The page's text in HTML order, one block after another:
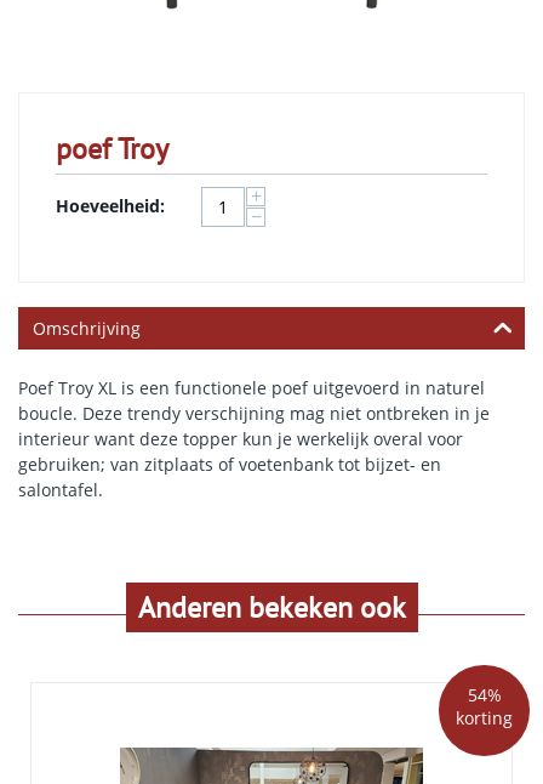
poef Troy
Hoeveelheid: +
−
Omschrijving
Poef Troy XL is een functionele poef uitgevoerd in naturel
boucle. Deze trendy verschijning mag niet ontbreken in je
interieur want deze topper kun je werkelijk overal voor
gebruiken; van zitplaats of voetenbank tot bijzet- en
salontafel.
Anderen bekeken ook
54%
korting